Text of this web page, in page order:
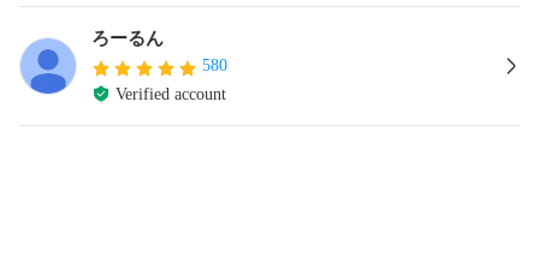
ろーるん
580
Verified account